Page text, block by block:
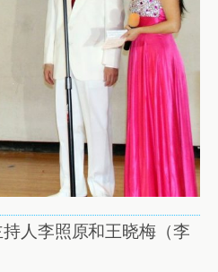
人李照原和王晓梅（李